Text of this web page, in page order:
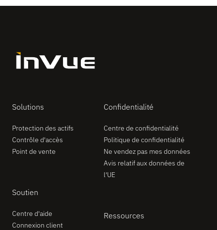
Solutions
Protection des actifs
Contrôle d'accès
Point de vente
Soutien
Centre d'aide
Connexion client
Confidentialité
Centre de confidentialité
Politique de confidentialité
Ne vendez pas mes données
Avis relatif aux données de
l'UE
Ressources